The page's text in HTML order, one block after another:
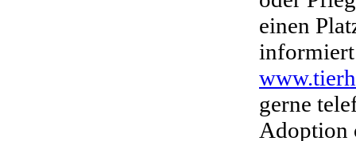
einen
informiert
gerne
Adoption